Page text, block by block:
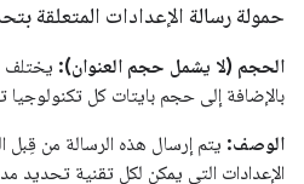
حمولة رسالة الإعدادات المتعلقة
الحجم (لا يشمل حجم العنوان):
بالإضافة إلى حجم بايتات كل
الوصف: يتم إرسال هذه الرسالة من قِبل
الإعدادات التي يمكن لكل تقنية تحديد